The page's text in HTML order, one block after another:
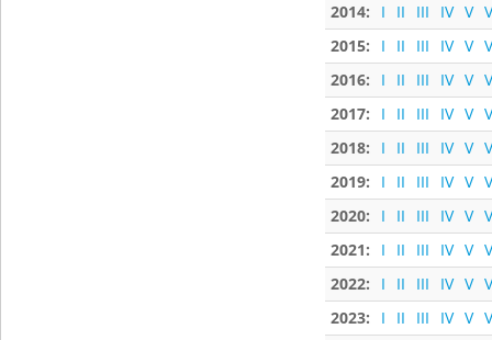
2014:
I II III IV V
2015:
I II III IV V
2016:
I II III IV V
2017:
I II III IV V
2018:
I II III IV V
2019:
I II III IV V
2020:
I II III IV V
2021:
I II III IV V
2022:
I II III IV V
2023:
I II III IV V